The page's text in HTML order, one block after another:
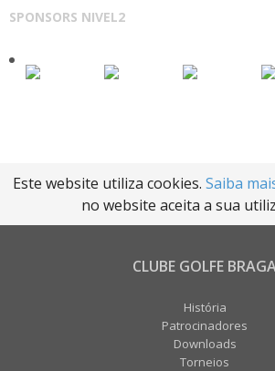
SPONSORS NIVEL2
Este website utiliza cookies. Saiba
no website aceita a sua
CLUBE GOLFE
História
Patrocinadores
Downloads
Torneios